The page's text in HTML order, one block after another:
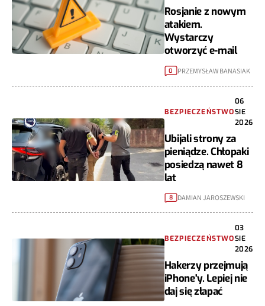
Rosjanie z nowym
atakiem.
Wystarczy
otworzyć e-mail
0 PRZEMYSŁAW BANASIAK
BEZPIECZEŃSTWO
06
SIE
2026
Ubijali strony za
pieniądze. Chłopaki
posiedzą nawet 8
lat
8 DAMIAN JAROSZEWSKI
BEZPIECZEŃSTWO
03
SIE
2026
Hakerzy przejmują
iPhone'y. Lepiej nie
daj się złapać